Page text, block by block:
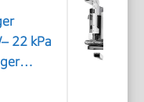
22 kPa